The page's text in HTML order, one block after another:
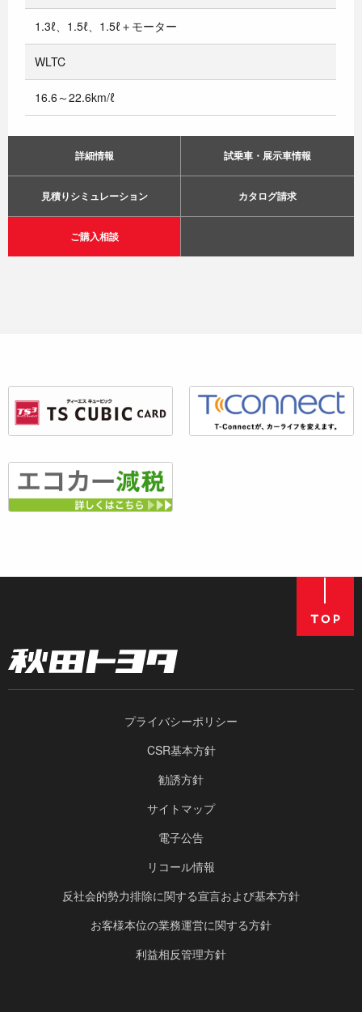
1.3ℓ、1.5ℓ、1.5ℓ＋モーター
WLTC
16.6～22.6km/ℓ
詳細情報 試乗車・展示車情報
見積りシミュレーション カタログ請求
ご購入相談
プライバシーポリシー
CSR基本方針
勧誘方針
サイトマップ
電子公告
リコール情報
反社会的勢力排除に関する宣言および基本方針
お客様本位の業務運営に関する方針
利益相反管理方針